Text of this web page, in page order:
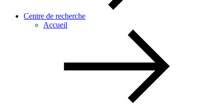
Centre de recherche
Accueil